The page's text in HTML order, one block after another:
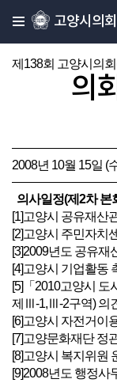
고양시의
제138회 고양시의
의
2008년 10월 15일 (
의사일정(제2차 본
[1]고양시 공유재산
[2]고양시 주민자치
[3]2009년도 공유재
[4]고양시 기업활동
[5]「2010고양시 도
제Ⅲ-1,Ⅲ-2구역) 의
[6]고양시 자전거이
[7]고양문화재단 정
[8]고양시 복지위원
[9]2008년도 행정사